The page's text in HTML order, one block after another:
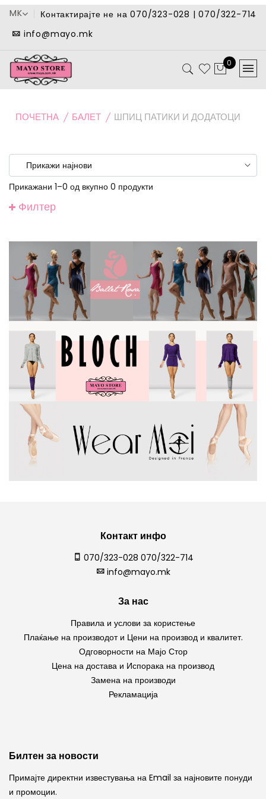
MK
Контактирајте не на 070/323-028 | 070/322-714
info@mayo.mk
0
ПОЧЕТНА БАЛЕТ ШПИЦ ПАТИКИ И ДОДАТОЦИ
Прикажани 1–0 од вкупно 0 продукти
Филтер
Контакт инфо
070/323-028 070/322-714
info@mayo.mk
За нас
Правила и услови за користење
Плаќање на производот и Цени на производ и квалитет.
Одговорности на Мајо Стор
Цена на достава и Испорака на производ
Замена на производи
Рекламација
Билтен за новости
Примајте директни известувања на Email за најновите понуди
и промоции.